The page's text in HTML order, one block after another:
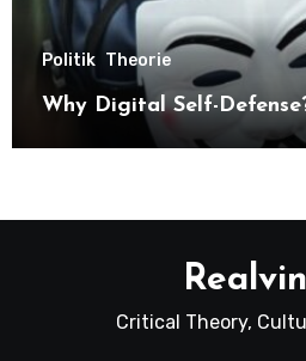
Politik Theorie
Why Digital Self-
Critical Theory,